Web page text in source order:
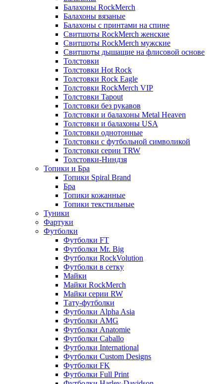
Балахоны RockMerch
Балахоны вязаные
Балахоны с принтами на спине
Свитшоты RockMerch женские
Свитшоты RockMerch мужские
Свитшоты дышащие на флисовой основе
Толстовки
Толстовки Hot Rock
Толстовки Rock Eagle
Толстовки RockMerch VIP
Толстовки Tapout
Толстовки без рукавов
Толстовки и балахоны Metal Heaven
Толстовки и балахоны USA
Толстовки однотонные
Толстовки с футбольной символикой
Толстовки серии TRW
Толстовки-Ниндзя
Топики и Бра
Топики Spiral Brand
Бра
Топики кожанные
Топики текстильные
Туники
Фартуки
Футболки
Футболки FT
Футболки Mr. Big
Футболки RockVolution
Футболки в сетку
Майки
Майки RockMerch
Майки серии RW
Тату-футболки
Футболки Alpha Asia
Футболки AMG
Футболки Anatomie
Футболки Caballo
Футболки International
Футболки Custom Designs
Футболки FK
Футболки Full Print